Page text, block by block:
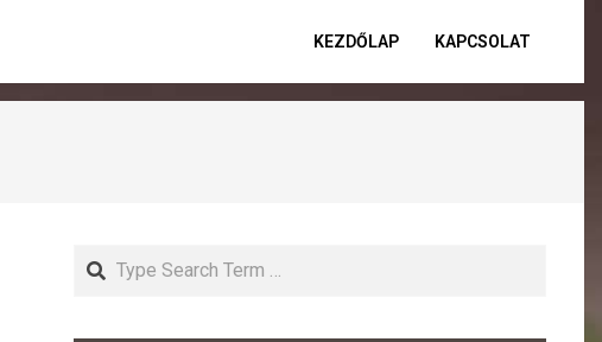
KEZDŐLAP KAPCSOLAT
Search